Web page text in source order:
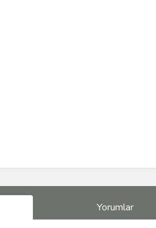
Yorumlar